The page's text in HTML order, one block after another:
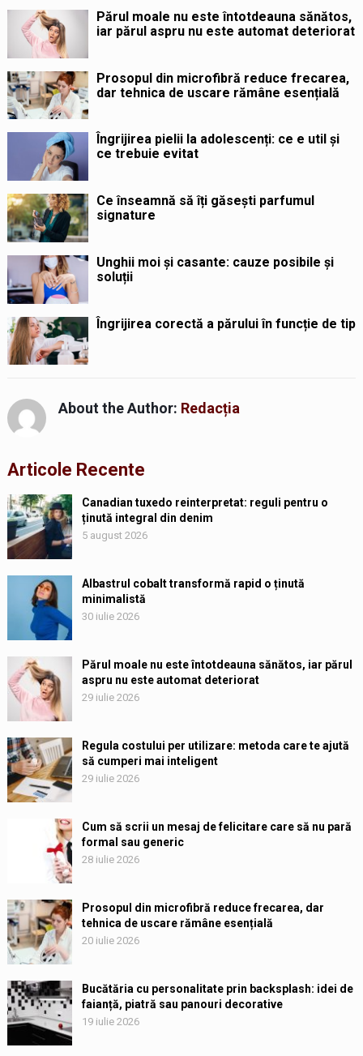
Părul moale nu este întotdeauna sănătos,
iar părul aspru nu este automat deteriorat
Prosopul din microfibră reduce frecarea,
dar tehnica de uscare rămâne esențială
Îngrijirea pielii la adolescenți: ce e util și
ce trebuie evitat
Ce înseamnă să îți găsești parfumul
signature
Unghii moi și casante: cauze posibile și
soluții
Îngrijirea corectă a părului în funcție de tip
About the Author: Redacția
Articole Recente
Canadian tuxedo reinterpretat: reguli pentru o
ținută integral din denim
5 august 2026
Albastrul cobalt transformă rapid o ținută
minimalistă
30 iulie 2026
Părul moale nu este întotdeauna sănătos, iar părul
aspru nu este automat deteriorat
29 iulie 2026
Regula costului per utilizare: metoda care te ajută
să cumperi mai inteligent
29 iulie 2026
Cum să scrii un mesaj de felicitare care să nu pară
formal sau generic
28 iulie 2026
Prosopul din microfibră reduce frecarea, dar
tehnica de uscare rămâne esențială
20 iulie 2026
Bucătăria cu personalitate prin backsplash: idei de
faianță, piatră sau panouri decorative
19 iulie 2026